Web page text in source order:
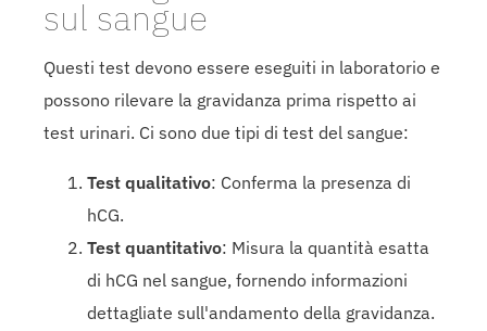
sul sangue
Questi test devono essere eseguiti in laboratorio e
possono rilevare la gravidanza prima rispetto ai
test urinari. Ci sono due tipi di test del sangue:
Test qualitativo: Conferma la presenza di
hCG.
Test quantitativo: Misura la quantità esatta
di hCG nel sangue, fornendo informazioni
dettagliate sull'andamento della gravidanza.